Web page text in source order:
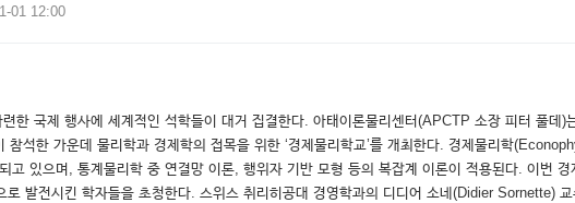
01 12:00
한 국제 행사에 세계적인 석학들이 대거 집결한다. 아태이론물리센터(APCTP 소장 피터 풀데
석한 가운데 물리학과 경제학의 접목을 위한 ‘경제물리학교’를 개최한다. 경제물리학
고 있으며, 통계물리학 중 연결망 이론, 행위자 기반 모형 등의 복잡계 이론이 적용된다. 이번
발전시킨 학자들을 초청한다. 스위스 취리히공대 경영학과의 디디어 소네(Didier Sornette)